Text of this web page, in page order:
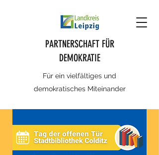
PARTNERSCHAFT FÜR
DEMOKRATIE
Für ein vielfältiges und
demokratisches Miteinander